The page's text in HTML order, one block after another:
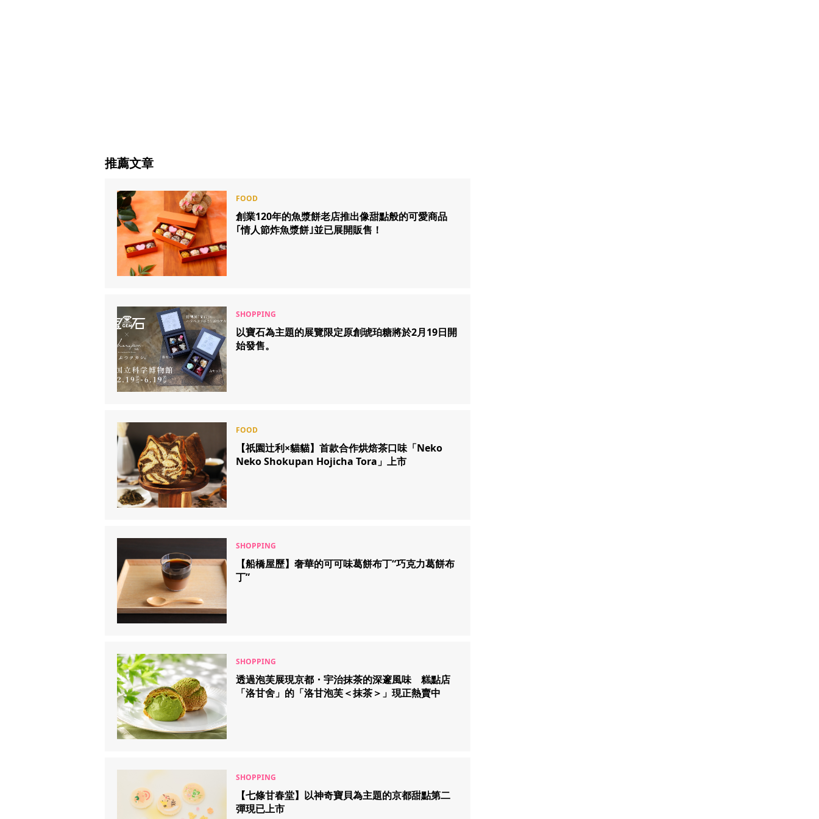
推薦文章
創業120年的魚漿餅老店推出像甜點般的可愛商品
｢情人節炸魚漿餅｣並已展開販售！
以寶石為主題的展覽限定原創琥珀糖將於2月19日開
始發售。
【祇園辻利×貓貓】首款合作烘焙茶口味「Neko
Neko Shokupan Hojicha Tora」上市
【船橋屋歷】奢華的可可味葛餅布丁“巧克力葛餅布
丁”
透過泡芙展現京都・宇治抹茶的深邃風味 糕點店
「洛甘舍」的「洛甘泡芙＜抹茶＞」現正熱賣中
【七條甘春堂】以神奇寶貝為主題的京都甜點第二
彈現已上市